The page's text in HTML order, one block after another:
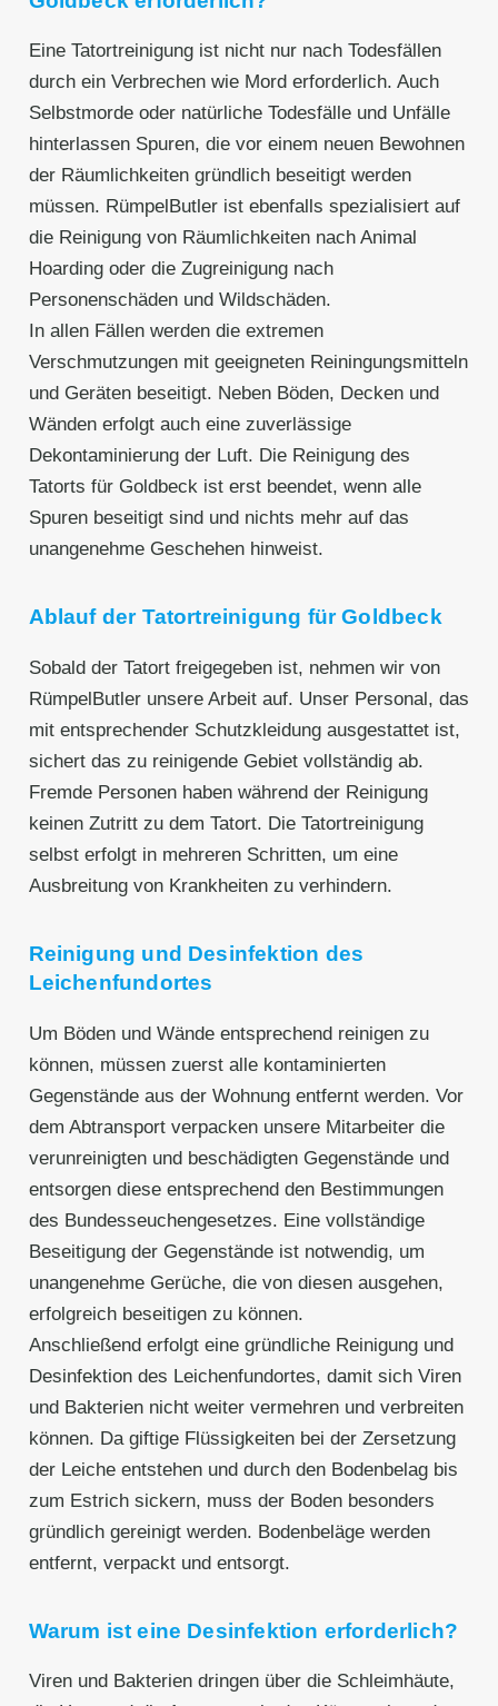
Eine Tatortreinigung ist nicht nur nach Todesfällen
durch ein Verbrechen wie Mord erforderlich. Auch
Selbstmorde oder natürliche Todesfälle und Unfälle
hinterlassen Spuren, die vor einem neuen Bewohnen
der Räumlichkeiten gründlich beseitigt werden
müssen. RümpelButler ist ebenfalls spezialisiert auf
die Reinigung von Räumlichkeiten nach Animal
Hoarding oder die Zugreinigung nach
Personenschäden und Wildschäden.
In allen Fällen werden die extremen
Verschmutzungen mit geeigneten Reiningungsmitteln
und Geräten beseitigt. Neben Böden, Decken und
Wänden erfolgt auch eine zuverlässige
Dekontaminierung der Luft. Die Reinigung des
Tatorts für Goldbeck ist erst beendet, wenn alle
Spuren beseitigt sind und nichts mehr auf das
unangenehme Geschehen hinweist.
Ablauf der Tatortreinigung für Goldbeck
Sobald der Tatort freigegeben ist, nehmen wir von
RümpelButler unsere Arbeit auf. Unser Personal, das
mit entsprechender Schutzkleidung ausgestattet ist,
sichert das zu reinigende Gebiet vollständig ab.
Fremde Personen haben während der Reinigung
keinen Zutritt zu dem Tatort. Die Tatortreinigung
selbst erfolgt in mehreren Schritten, um eine
Ausbreitung von Krankheiten zu verhindern.
Reinigung und Desinfektion des
Leichenfundortes
Um Böden und Wände entsprechend reinigen zu
können, müssen zuerst alle kontaminierten
Gegenstände aus der Wohnung entfernt werden. Vor
dem Abtransport verpacken unsere Mitarbeiter die
verunreinigten und beschädigten Gegenstände und
entsorgen diese entsprechend den Bestimmungen
des Bundesseuchengesetzes. Eine vollständige
Beseitigung der Gegenstände ist notwendig, um
unangenehme Gerüche, die von diesen ausgehen,
erfolgreich beseitigen zu können.
Anschließend erfolgt eine gründliche Reinigung und
Desinfektion des Leichenfundortes, damit sich Viren
und Bakterien nicht weiter vermehren und verbreiten
können. Da giftige Flüssigkeiten bei der Zersetzung
der Leiche entstehen und durch den Bodenbelag bis
zum Estrich sickern, muss der Boden besonders
gründlich gereinigt werden. Bodenbeläge werden
entfernt, verpackt und entsorgt.
Warum ist eine Desinfektion erforderlich?
Viren und Bakterien dringen über die Schleimhäute,